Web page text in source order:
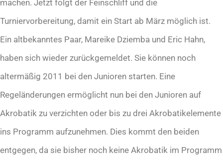
machen. Jetzt folgt der Feinschliff und die
Turniervorbereitung, damit ein Start ab März möglich ist.
Ein altbekanntes Paar, Mareike Dziemba und Eric Hahn,
haben sich wieder zurückgemeldet. Sie können noch
altermäßig 2011 bei den Junioren starten. Eine
Regeländerungen ermöglicht nun bei den Junioren auf
Akrobatik zu verzichten oder bis zu drei Akrobatikelemente
ins Programm aufzunehmen. Dies kommt den beiden
entgegen, da sie bisher noch keine Akrobatik im Programm